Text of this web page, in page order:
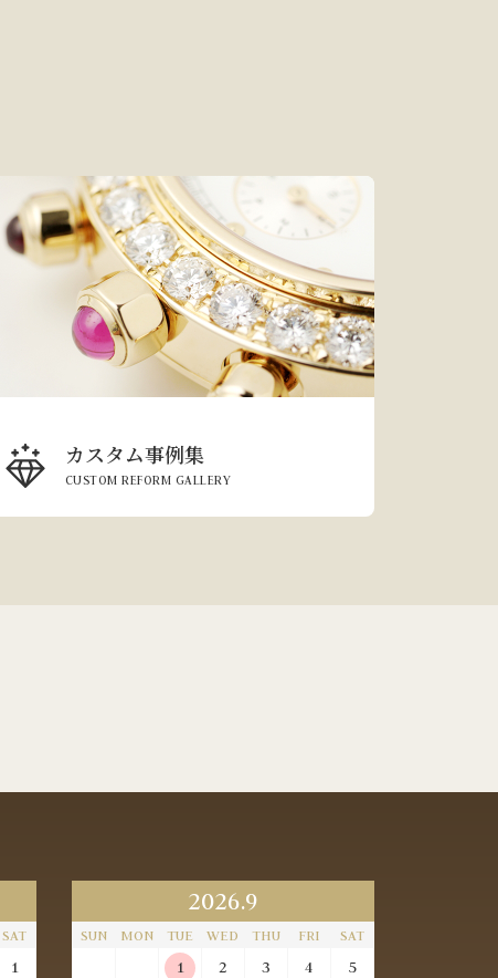
カスタム事例集
CUSTOM REFORM GALLERY
SAT
1
2026.9
SUN MON TUE WED THU FRI SAT
1 2 3 4 5